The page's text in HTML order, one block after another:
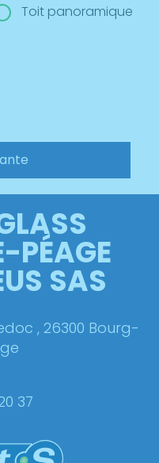
Toit panoramique
PÉAGE
SAS
, 26300 Bourg-
37